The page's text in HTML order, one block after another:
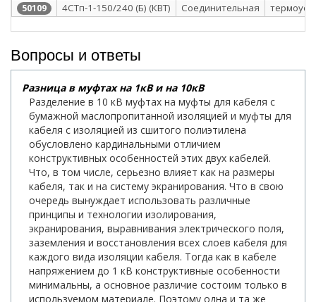
50109 4СТп-1-150/240 (Б) (КВТ) Соединительная
Вопросы и ответы
Разница в муфтах на 1кВ и на 10кВ
Разделение в 10 кВ муфтах на муфты для кабеля с
бумажной маслопропитанной изоляцией и муфты для
кабеля с изоляцией из сшитого полиэтилена
обусловлено кардинальными отличием
конструктивных особенностей этих двух кабелей.
Что, в том числе, серьезно влияет как на размеры
кабеля, так и на систему экранирования. Что в свою
очередь вынуждает использовать различные
принципы и технологии изолирования,
экранирования, выравнивания электрического поля,
заземления и восстановления всех слоев кабеля для
каждого вида изоляции кабеля. Тогда как в кабеле
напряжением до 1 кВ конструктивные особенности
минимальны, а основное различие состоим только в
используемом материале. Поэтому одна и та же